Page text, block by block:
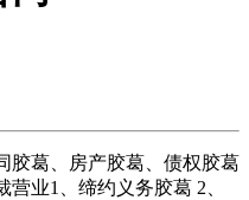
葛、房产胶葛、债权胶葛
业1、缔约义务胶葛 2、